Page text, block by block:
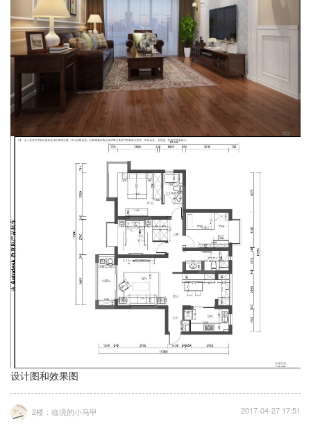
设计图和效果图
2楼：临境的小马甲 2017-04-27 17:51